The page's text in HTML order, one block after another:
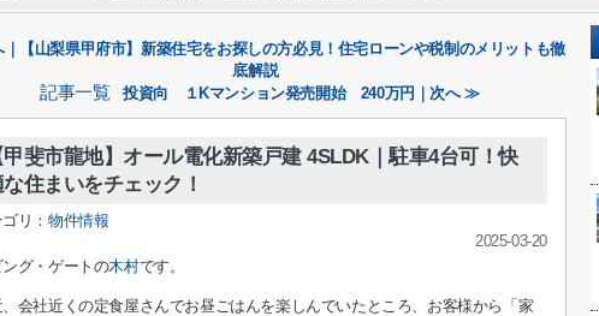
【山梨県甲府市】新築住宅をお探しの方必見！住宅ローンや税制のメリットも徹
底解説
記事一覧 投資向 １Kマンション発売開始 240万円｜次へ ≫
甲斐市龍地】オール電化新築戸建 4SLDK｜駐車4台可！快
住まいをチェック！
ゴリ：物件情報
2025-03-20
ング・ゲートの木村です。
会社近くの定食屋さんでお昼ごはんを楽しんでいたところ、お客様から「家